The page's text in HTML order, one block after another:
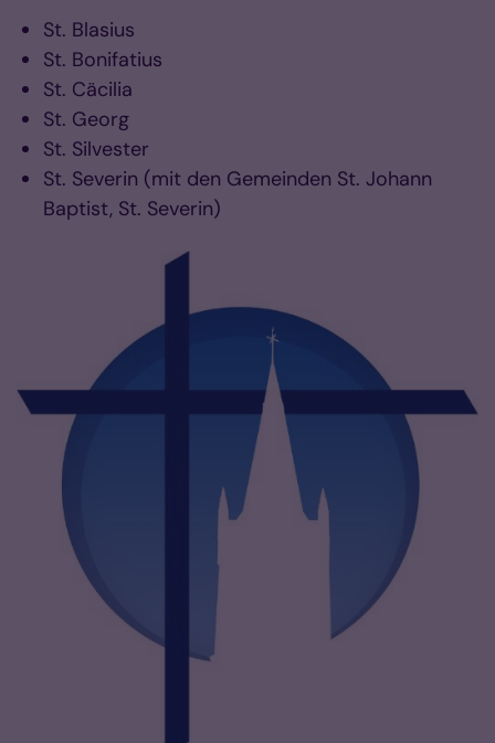
St. Blasius
St. Bonifatius
St. Cäcilia
St. Georg
St. Silvester
St. Severin (mit den Gemeinden St. Johann
Baptist, St. Severin)